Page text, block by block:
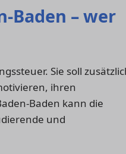
Baden – wer
Sie soll
ihren
Baden kann die
und